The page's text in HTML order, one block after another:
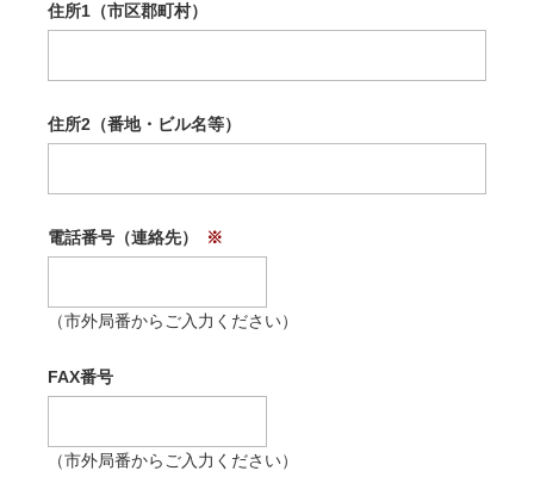
住所1（市区郡町村）
住所2（番地・ビル名等）
電話番号（連絡先）
（市外局番からご入力ください）
FAX番号
（市外局番からご入力ください）